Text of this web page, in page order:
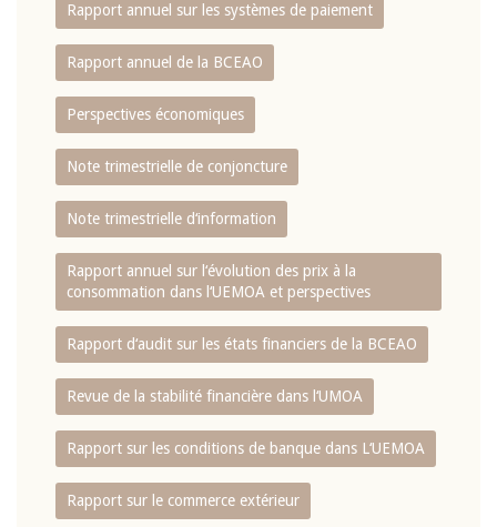
Rapport annuel sur les systèmes de paiement
Rapport annuel de la BCEAO
Perspectives économiques
Note trimestrielle de conjoncture
Note trimestrielle d‘information
Rapport annuel sur l‘évolution des prix à la
consommation dans l‘UEMOA et perspectives
Rapport d‘audit sur les états financiers de la BCEAO
Revue de la stabilité financière dans l‘UMOA
Rapport sur les conditions de banque dans L‘UEMOA
Rapport sur le commerce extérieur